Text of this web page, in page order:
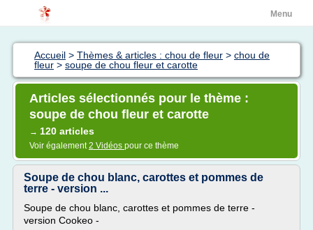
Menu
Accueil > Thèmes & articles : chou de fleur > chou de
fleur > soupe de chou fleur et carotte
Articles sélectionnés pour le thème :
soupe de chou fleur et carotte
→ 120 articles
Voir également2 Vidéos pour ce thème
Soupe de chou blanc, carottes et pommes de
terre - version ...
Soupe de chou blanc, carottes et pommes de terre -
version Cookeo -